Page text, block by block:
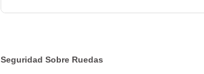
Seguridad Sobre Ruedas